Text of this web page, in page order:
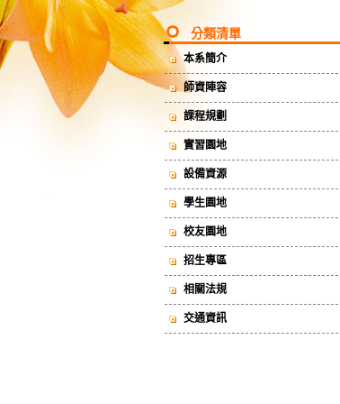
分類清單
本系簡介
師資陣容
課程規劃
實習園地
設備資源
學生園地
校友園地
招生專區
相關法規
交通資訊